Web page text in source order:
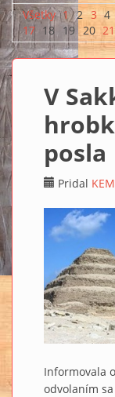
Všetky 1 2 3 4
17 18 19 20 21
V
posla
Pridal
Informovala
odvolaním